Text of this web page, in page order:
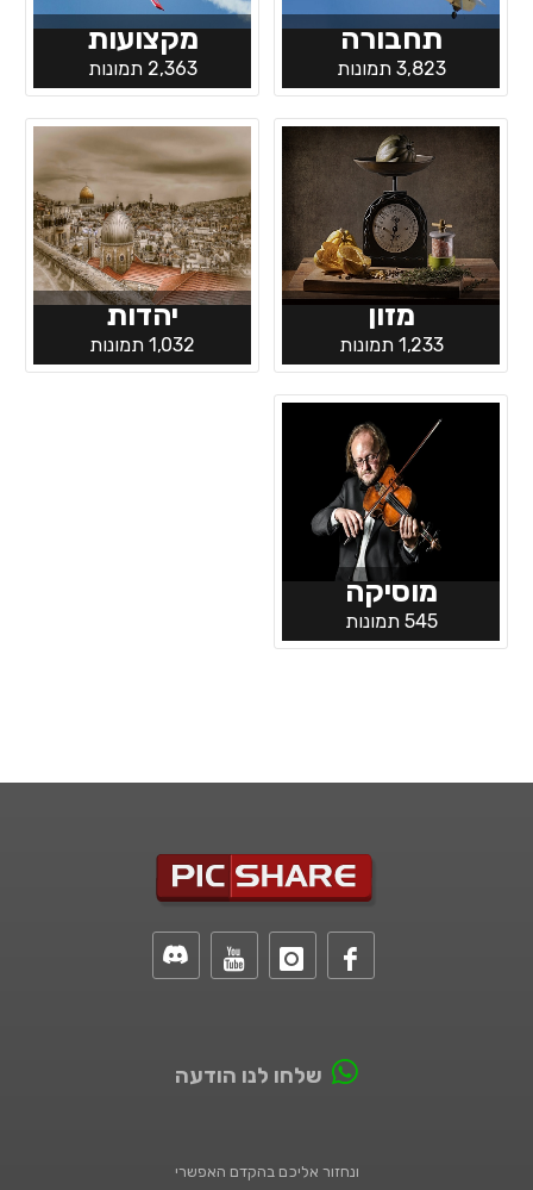
תחבורה
3,823 תמונות
מקצועות
2,363 תמונות
מזון
1,233 תמונות
יהדות
1,032 תמונות
מוסיקה
545 תמונות
שלחו לנו הודעה
ונחזור אליכם בהקדם האפשרי